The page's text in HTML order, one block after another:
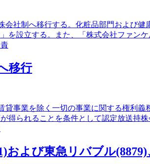
社制へ移行する。化粧品部門および
を設立する。また、「株式会社ファン
移行
事業を除く一切の事業に関する権利
得られることを条件として認定放送持
および東急リバブル